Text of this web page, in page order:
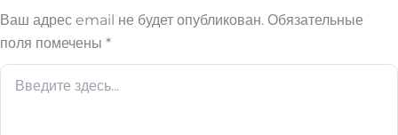
Ваш адрес email не будет опубликован. Обязательные
поля помечены *
Введите
здесь...